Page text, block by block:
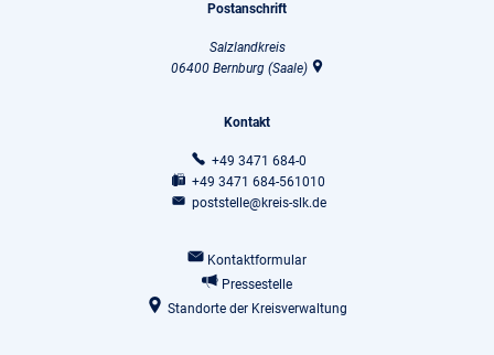
Postanschrift
Salzlandkreis
06400 Bernburg (Saale)
Kontakt
+49 3471 684-0
+49 3471 684-561010
poststelle@kreis-slk.de
Kontaktformular
Pressestelle
Standorte der Kreisverwaltung